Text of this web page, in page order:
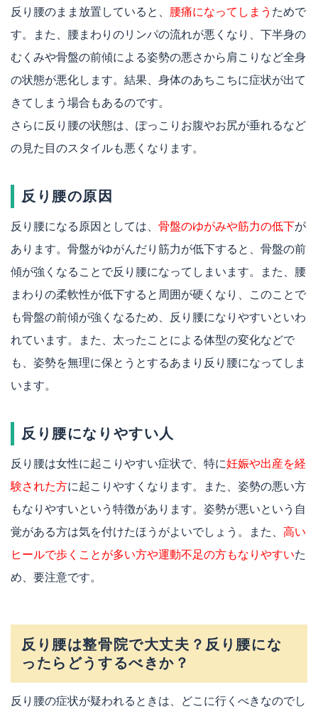
反り腰のまま放置していると、 腰痛になってしまう ためで
す。また、腰まわりのリンパの流れが悪くなり、下半身の
むくみや骨盤の前傾による姿勢の悪さから肩こりなど全身
の状態が悪化します。結果、身体のあちこちに症状が出て
きてしまう場合もあるのです。
さらに反り腰の状態は、ぽっこりお腹やお尻が垂れるなど
の見た目のスタイルも悪くなります。
反り腰の原因
反り腰になる原因としては、 骨盤のゆがみや筋力の低下が
あります。骨盤がゆがんだり筋力が低下すると、骨盤の前
傾が強くなることで反り腰になってしまいます。また、腰
まわりの柔軟性が低下すると周囲が硬くなり、このことで
も骨盤の前傾が強くなるため、反り腰になりやすいといわ
れています。また、太ったことによる体型の変化などで
も、姿勢を無理に保とうとするあまり反り腰になってしま
います。
反り腰になりやすい人
反り腰は女性に起こりやすい症状で、特に妊娠や出産を経
験された方に起こりやすくなります。また、姿勢の悪い方
もなりやすいという特徴があります。姿勢が悪いという自
覚がある方は気を付けたほうがよいでしょう。また、 高い
ヒールで歩くことが多い方や運動不足の方もなりやすいた
め、要注意です。
反り腰は整骨院で大丈夫？反り腰にな
ったらどうするべきか？
反り腰の症状が疑われるときは、どこに行くべきなのでし